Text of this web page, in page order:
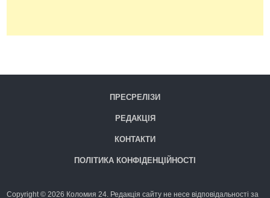
ПРЕСРЕЛІЗИ
РЕДАКЦІЯ
КОНТАКТИ
ПОЛІТИКА КОНФІДЕНЦІЙНОСТІ
Copyright © 2026 Коломия 24. Редакція сайту не несе відповідальності за